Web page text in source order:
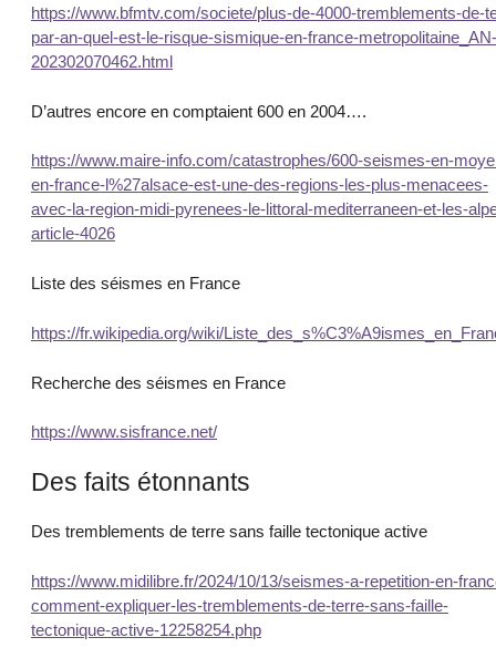
https://www.bfmtv.com/societe/plus-de-4000-tremblements-de-
par-an-quel-est-le-risque-sismique-en-france-metropolitaine_AN-
202302070462.html
D’autres encore en comptaient 600 en 2004….
https://www.maire-info.com/catastrophes/600-seismes-en-
en-france-l%27alsace-est-une-des-regions-les-plus-menacees-
avec-la-region-midi-pyrenees-le-littoral-mediterraneen-et-les-
article-4026
Liste des séismes en France
https://fr.wikipedia.org/wiki/
Recherche des séismes en France
https://www.sisfrance.net/
Des faits étonnants
Des tremblements de terre sans faille tectonique active
https://www.midilibre.fr/2024/10/13/seismes-a-repetition-en-
comment-expliquer-les-tremblements-de-terre-sans-faille-
tectonique-active-12258254.php